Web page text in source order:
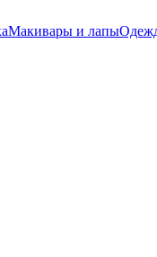
Макивары и лапы